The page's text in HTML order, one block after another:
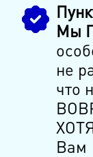
Мы
не
что
Вам